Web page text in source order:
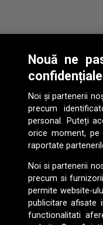
Nouă ne
confidențiale
Noi și partenerii
precum
personal. Puteți
orice moment, pe
raportate
Noi si partenerii
precum si
permite website-
publicitare afisate
functionalitati